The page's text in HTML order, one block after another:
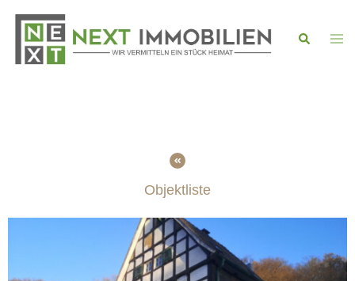
Objektliste